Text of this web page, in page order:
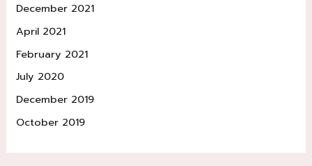
December 2021
April 2021
February 2021
July 2020
December 2019
October 2019